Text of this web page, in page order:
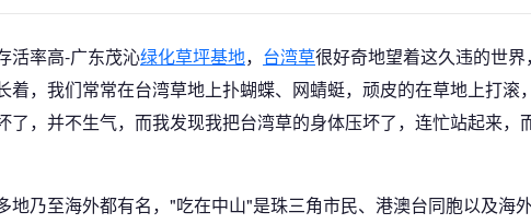
活率高-广东茂沁绿化草坪基地， 台湾草很好奇地望着这久违的世
着，我们常常在台湾草地上扑蝴蝶、网蜻蜓，顽皮的在草地上打
了，并不生气，而我发现我把台湾草的身体压坏了，连忙站起来，
地乃至海外都有名，"吃在中山"是珠三角市民、港澳台同胞以及海